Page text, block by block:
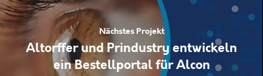
Nächstes Projekt
Altorffer und Prindustry entwickeln
ein Bestellportal für Alcon